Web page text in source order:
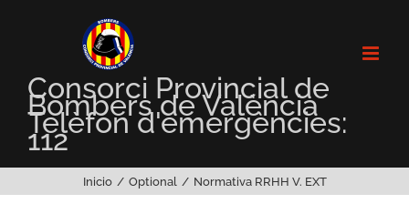
Consorci Provincial de
Bombers de València
Telèfon d'emergències:
112
Inicio Optional Normativa RRHH V. EXT